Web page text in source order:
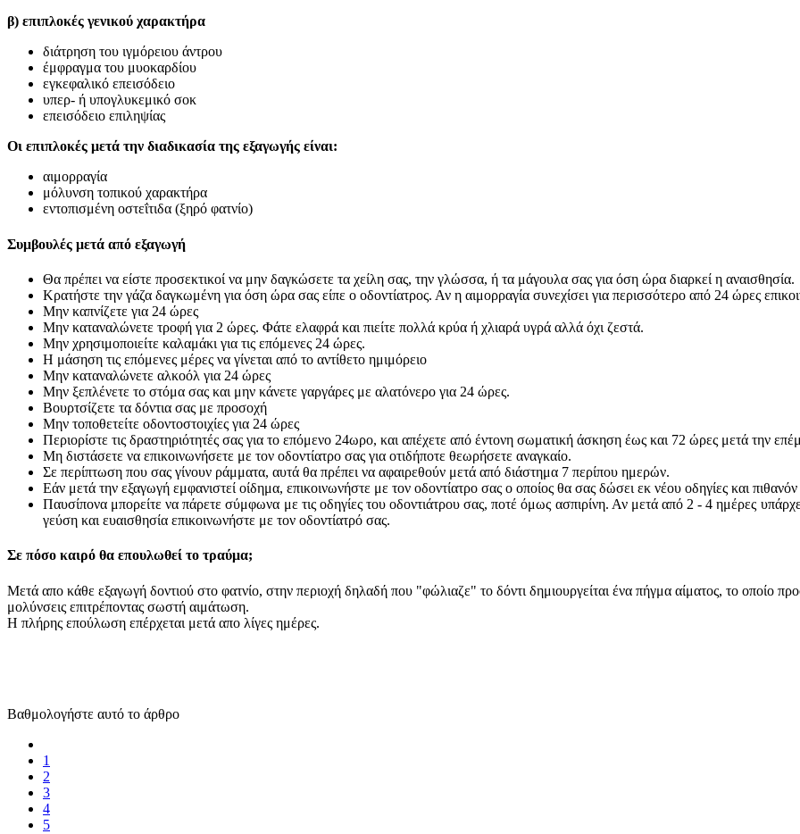
β) επιπλοκές γενικού χαρακτήρα
διάτρηση του ιγμόρειου άντρου
έμφραγμα του μυοκαρδίου
εγκεφαλικό επεισόδειο
υπερ- ή υπογλυκεμικό σοκ
επεισόδειο επιληψίας
Οι επιπλοκές μετά την διαδικασία της εξαγωγής είναι:
αιμορραγία
μόλυνση τοπικού χαρακτήρα
εντοπισμένη οστεΐτιδα (ξηρό φατνίο)
Συμβουλές μετά από εξαγωγή
Θα πρέπει να είστε προσεκτικοί να μην δαγκώσετε τα χείλη σας, την γλώσσα, ή τα μάγουλα σας για όση ώρα διαρκεί η αναισθησία.
Κρατήστε την γάζα δαγκωμένη για όση ώρα σας είπε ο οδοντίατρος. Αν η αιμορραγία συνεχίσει για περισσότερο από 24 ώρες
Μην καπνίζετε για 24 ώρες
Μην καταναλώνετε τροφή για 2 ώρες. Φάτε ελαφρά και πιείτε πολλά κρύα ή χλιαρά υγρά αλλά όχι ζεστά.
Μην χρησιμοποιείτε καλαμάκι για τις επόμενες 24 ώρες.
Η μάσηση τις επόμενες μέρες να γίνεται από το αντίθετο ημιμόρειο
Μην καταναλώνετε αλκοόλ για 24 ώρες
Μην ξεπλένετε το στόμα σας και μην κάνετε γαργάρες με αλατόνερο για 24 ώρες.
Βουρτσίζετε τα δόντια σας με προσοχή
Μην τοποθετείτε οδοντοστοιχίες για 24 ώρες
Περιορίστε τις δραστηριότητές σας για το επόμενο 24ωρο, και απέχετε από έντονη σωματική άσκηση έως και 72 ώρες μετά την
Μη διστάσετε να επικοινωνήσετε με τον οδοντίατρο σας για οτιδήποτε θεωρήσετε αναγκαίο.
Σε περίπτωση που σας γίνουν ράμματα, αυτά θα πρέπει να αφαιρεθούν μετά από διάστημα 7 περίπου ημερών.
Εάν μετά την εξαγωγή εμφανιστεί οίδημα, επικοινωνήστε με τον οδοντίατρο σας ο οποίος θα σας δώσει εκ νέου οδηγίες και
Παυσίπονα μπορείτε να πάρετε σύμφωνα με τις οδηγίες του οδοντιάτρου σας, ποτέ όμως ασπιρίνη. Αν μετά από 2 - 4 ημέρες
γεύση και ευαισθησία επικοινωνήστε με τον οδοντίατρό σας.
Σε πόσο καιρό θα επουλωθεί το τραύμα;
Μετά απο κάθε εξαγωγή δοντιού στο φατνίο, στην περιοχή δηλαδή που "φώλιαζε" το δόντι δημιουργείται ένα πήγμα αίματος, το οποίο
μολύνσεις επιτρέποντας σωστή αιμάτωση.
Η πλήρης επούλωση επέρχεται μετά απο λίγες ημέρες.
Βαθμολογήστε αυτό το άρθρο
1
2
3
4
5